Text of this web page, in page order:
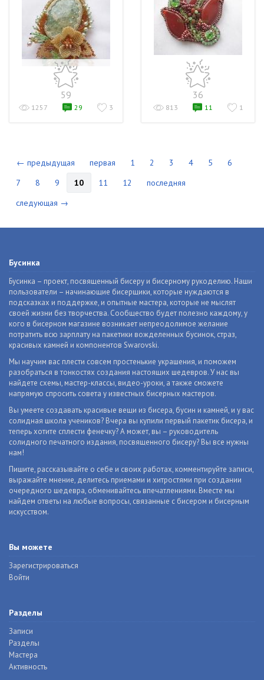
59
1257 29 3
36
813 11 1
← предыдущая первая 1 2 3 4 5
6
7
8 9 10 11 12
последняя
следующая →
Бусинка
Бусинка – проект, посвященный бисеру и бисерному рукоделию. Наши
пользователи – начинающие бисерщики, которые нуждаются в
подсказках и поддержке, и опытные мастера, которые не мыслят
своей жизни без творчества. Сообщество будет полезно каждому, у
кого в бисерном магазине возникает непреодолимое желание
потратить всю зарплату на пакетики вожделенных бусинок, страз,
красивых камней и компонентов Swarovski.
Мы научим вас плести совсем простенькие украшения, и поможем
разобраться в тонкостях создания настоящих шедевров. У нас вы
найдете схемы, мастер-классы, видео-уроки, а также сможете
напрямую спросить совета у известных бисерных мастеров.
Вы умеете создавать красивые вещи из бисера, бусин и камней, и у вас
солидная школа учеников? Вчера вы купили первый пакетик бисера, и
теперь хотите сплести фенечку? А может, вы – руководитель
солидного печатного издания, посвященного бисеру? Вы все нужны
нам!
Пишите, рассказывайте о себе и своих работах, комментируйте записи,
выражайте мнение, делитесь приемами и хитростями при создании
очередного шедевра, обменивайтесь впечатлениями. Вместе мы
найдем ответы на любые вопросы, связанные с бисером и бисерным
искусством.
Вы можете
Зарегистрироваться
Войти
Разделы
Записи
Разделы
Мастера
Активность